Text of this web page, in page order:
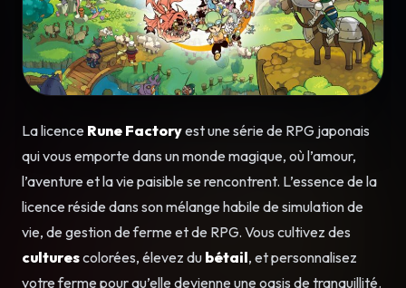
La licence Rune Factoryest une série de RPG japonais
qui vous emporte dans un monde magique, où l’amour,
l’aventure et la vie paisible se rencontrent. L’essence de la
licence réside dans son mélange habile de simulation de
vie, de gestion de ferme et de RPG. Vous cultivez des
culturescolorées, élevez du bétail, et personnalisez
votre ferme pour qu’elle devienne une oasis de tranquillité.